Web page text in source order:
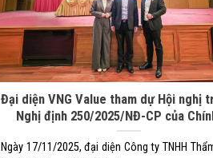
Đại diện VNG Value tham dự Hội nghị
Nghị định 250/2025/NĐ-CP của
Ngày 17/11/2025, đại diện Công ty TNHH